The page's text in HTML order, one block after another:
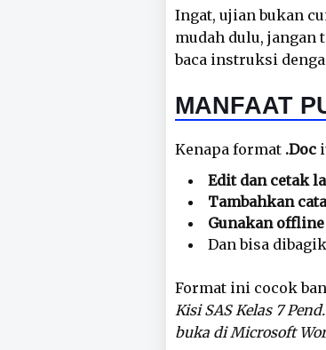
Ingat, ujian bukan
mudah dulu, jangan
baca instruksi
MANFAAT
Kenapa format .Doc
Edit dan cetak
Tambahkan
Gunakan offline
Dan bisa
Format ini cocok
Kisi SAS Kelas 7
buka di Microsoft